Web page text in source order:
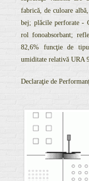
fabrică, de culoare
bej; plăcile perforate -
rol fonoabsorbant;
82,6% funcţie de
umiditate relativă URA
Declaraţie de